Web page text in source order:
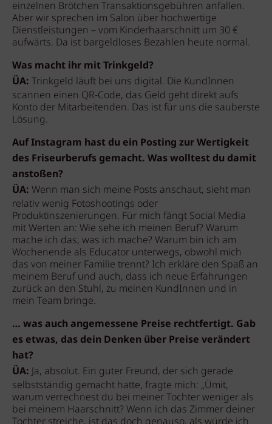
einzelnen Brötchen Transaktionsgebühren anfallen.
Aber wir sprechen im Salon über hochwertige
Dienstleistungen – vom Kinderhaarschnitt um 30 €
aufwärts. Da ist bargeldloses Bezahlen heute normal.
Was macht ihr mit Trinkgeld?
ÜA: Trinkgeld läuft bei uns digital. Die KundInnen
scannen einen QR-Code, das Geld geht direkt aufs
Konto der Mitarbeitenden. Das ist für uns die sauberste
Lösung.
Auf Instagram hast du ein Posting zur Wertigkeit
des Friseurberufs gemacht. Was wolltest du damit
anstoßen?
ÜA: Wenn man sich meine Posts anschaut, sieht man
relativ wenig Fotoshootings oder
Produktinszenierungen. Für mich fängt Social Media
mit Werten an: Wie sehe ich meinen Beruf? Warum
mache ich das, was ich mache? Warum bin ich am
Wochenende als Educator unterwegs, obwohl mich
das von meiner Familie trennt? Ich erkläre den Spaß an
meinem Beruf und auch, dass ich neue Erfahrungen
zurück an den Stuhl, zu meinen KundInnen und in
mein Team bringe.
… was auch angemessene Preise rechtfertigt. Gab
es etwas, das dein Denken über Preise verändert
hat?
ÜA:Ja, absolut. Ein guter Freund, der sich gerade
selbstständig gemacht hatte, fragte mich: „Ümit,
warum verrechnest du bei meiner Tochter weniger als
bei meinem Haarschnitt? Wenn ich das Zimmer deiner